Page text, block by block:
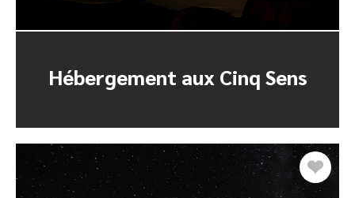
Hébergement aux Cinq Sens